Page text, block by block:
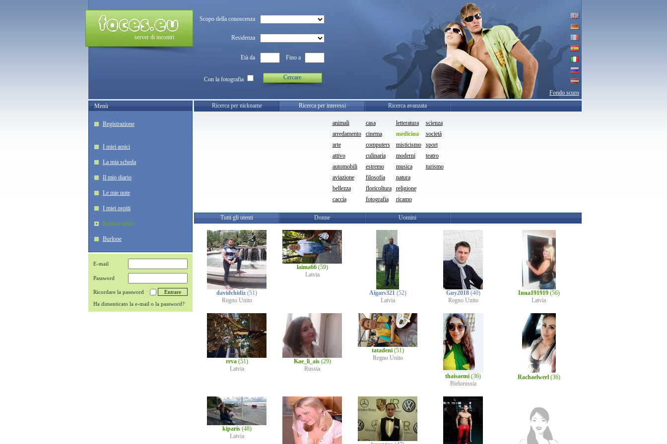
server di incontri
Scopo della conoscenza
Residenza
Età da Fino a
Con la fotografia Cercare
Fondo scuro
Menù
Registrazione
I miei amici
La mia scheda
Il mio diario
Le mie note
I miei ospiti
Ricerca amici
Burlone
E-mail
Password
Ricordare la password
Ha dimenticato la e-mail o la password?
Ricerca per nickname Ricerca per interessi Ricerca avanzata
animali
arredamento
arte
attivo
automobili
aviazione
bellezza
caccia
casa
cinema
computers
culinaria
estremo
filosofia
floricoltura
fotografia
letteratura
medicina
misticismo
moderni
musica
natura
religione
ricamo
scienza
società
sport
teatro
turismo
Tutti gli utenti Donne Uomini
davidchidiz (51)
Regno Unito
laima66(59)
Latvia
Aigars321(52)
Latvia
Guy2018(40)
Regno Unito
Inna191919(56)
Latvia
reva(51)
Latvia
Kae_li_ais(29)
Russia
tatadeni(51)
Regno Unito
thaisaemi (36)
Bielorussia
Rachaelwerl(36)
kiparis(48)
Latvia